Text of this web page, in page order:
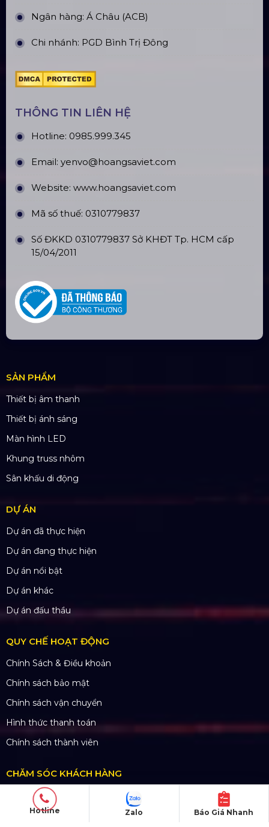
Ngân hàng: Á Châu (ACB)
Chi nhánh: PGD Bình Trị Đông
THÔNG TIN LIÊN HỆ
Hotline: 0985.999.345
Email: yenvo@hoangsaviet.com
Website: www.hoangsaviet.com
Mã số thuế: 0310779837
Số ĐKKD 0310779837 Sở KHĐT Tp. HCM cấp
15/04/2011
SẢN PHẨM
Thiết bị âm thanh
Thiết bị ánh sáng
Màn hình LED
Khung truss nhôm
Sân khấu di động
DỰ ÁN
Dự án đã thực hiện
Dự án đang thực hiện
Dự án nổi bật
Dự án khác
Dự án đấu thầu
QUY CHẾ HOẠT ĐỘNG
Chính Sách & Điều khoản
Chính sách bảo mật
Chính sách vận chuyển
Hình thức thanh toán
Chính sách thành viên
CHĂM SÓC KHÁCH HÀNG
Quy định bảo hành
Chính sách bán hàng
Hotline Báo Giá Nhanh
Zalo